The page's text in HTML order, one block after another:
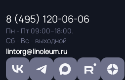
8 (495) 120-06-06
Пн - Пт 09:00–18:00.
Сб - Вс - выходной
lintorg@linoleum.ru